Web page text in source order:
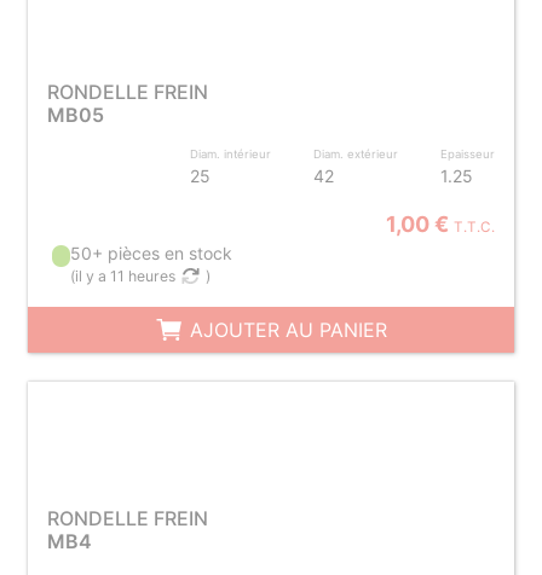
RONDELLE FREIN
MB05
Diam. intérieur
25
Diam. extérieur
42
Epaisseur
1.25
1,00 € T.T.C.
50+ pièces en stock
(il y a 11 heures )
AJOUTER AU PANIER
RONDELLE FREIN
MB4